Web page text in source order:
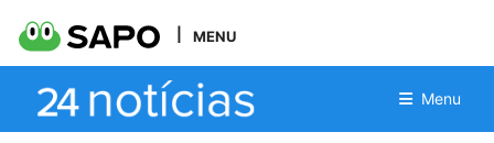
MENU
Menu